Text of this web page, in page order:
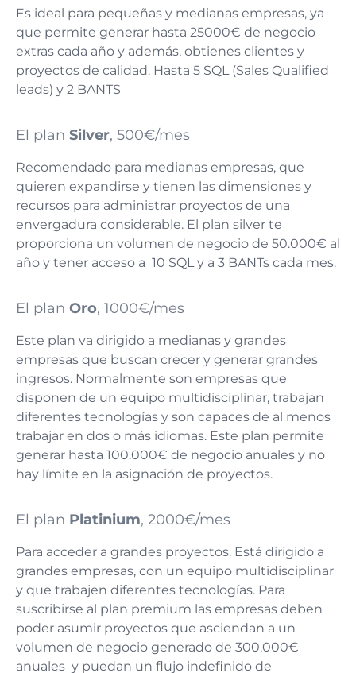
Es ideal para pequeñas y medianas empresas, ya
que permite generar hasta 25000€ de negocio
extras cada año y además, obtienes clientes y
proyectos de calidad. Hasta 5 SQL (Sales Qualified
leads) y 2 BANTS
El plan Silver, 500€/mes
Recomendado para medianas empresas, que
quieren expandirse y tienen las dimensiones y
recursos para administrar proyectos de una
envergadura considerable. El plan silver te
proporciona un volumen de negocio de 50.000€ al
año y tener acceso a 10 SQL y a 3 BANTs cada mes.
El plan Oro, 1000€/mes
Este plan va dirigido a medianas y grandes
empresas que buscan crecer y generar grandes
ingresos. Normalmente son empresas que
disponen de un equipo multidisciplinar, trabajan
diferentes tecnologías y son capaces de al menos
trabajar en dos o más idiomas. Este plan permite
generar hasta 100.000€ de negocio anuales y no
hay límite en la asignación de proyectos.
El plan Platinium, 2000€/mes
Para acceder a grandes proyectos. Está dirigido a
grandes empresas, con un equipo multidisciplinar
y que trabajen diferentes tecnologías. Para
suscribirse al plan premium las empresas deben
poder asumir proyectos que asciendan a un
volumen de negocio generado de 300.000€
anuales y puedan un flujo indefinido de